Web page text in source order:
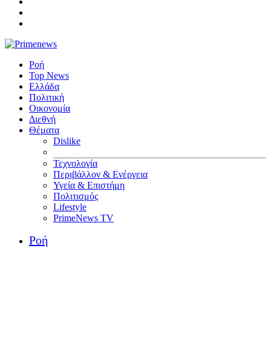
Ροή
Top News
Ελλάδα
Πολιτική
Οικονομία
Διεθνή
Θέματα
Dislike
Τεχνολογία
Περιβάλλον & Ενέργεια
Υγεία & Επιστήμη
Πολιτισμός
Lifestyle
PrimeNews TV
Ροή